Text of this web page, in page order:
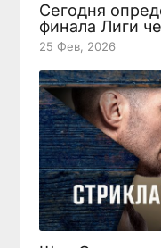
Сегодня
финала Лиги
25 Фев, 2026